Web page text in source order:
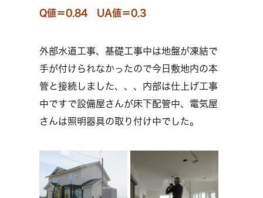
Q値＝0.84 UA値＝0.3
外部水道工事、基礎工事中は地盤が凍結で
手が付けられなかったので今日敷地内の本
管と接続しました、、、内部は仕上げ工事
中ですで設備屋さんが床下配管中、電気屋
さんは照明器具の取り付け中でした。